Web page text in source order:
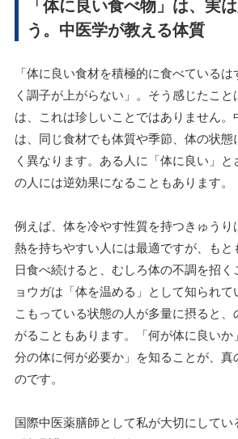
う。中医学が教える体質
「体に良い食材を積極的に食べている
く調子が上がらない」。そう感じたこ
は、これは珍しいことではありません
は、同じ食材でも体質や季節、体の状態
く異なります。ある人に「体に良い」
の人には逆効果になることもあります。
例えば、体を冷やす性質を持つきゅうり
熱を持ちやすい人には最適ですが、も
日食べ続けると、むしろ体の不調を招
ョウガは「体を温める」として知られ
こもっている状態の人が多量に摂ると
がることもあります。「何が体に良いか
分の体に何が必要か」を知ることが、真
のです。
国際中医薬膳師として私が大切にして